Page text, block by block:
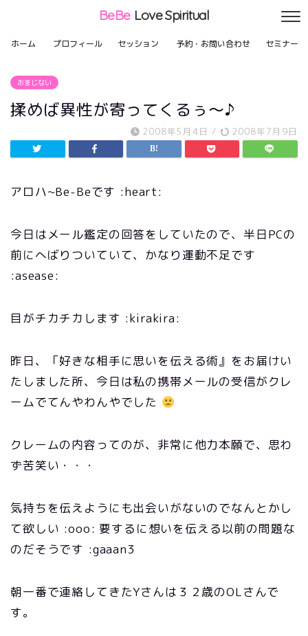
BeBe Love Spiritual
ホーム プロフィール セッション 予約・お問い合わせ セミナー
おまじない
揉めば異性が寄ってくるぅ～♪
2008年5月4日 / 2008年7月9日
アロハ~Be-Beです :heart:
今日はメール鑑定の回答をしていたので、半日PCの
前にへばりついていて、かなり運動不足です
:asease:
目がチカチカします :kirakira:
昨日、「好きな相手に思いを伝える術』をお届けい
たしました所、今日は私の携帯メールの受信がクレ
ームでてんやわんやでした
クレームの内容ってのが、非常に他力本願で、思わ
ず苦笑い・・・
気持ちを伝えようにも出会いがないのでなんとかし
て欲しい :ooo: 要するに想いを伝える以前の問題な
のだそうです :gaaan3
朝一番で連絡してきたYさんは３２歳のOLさんで
す。